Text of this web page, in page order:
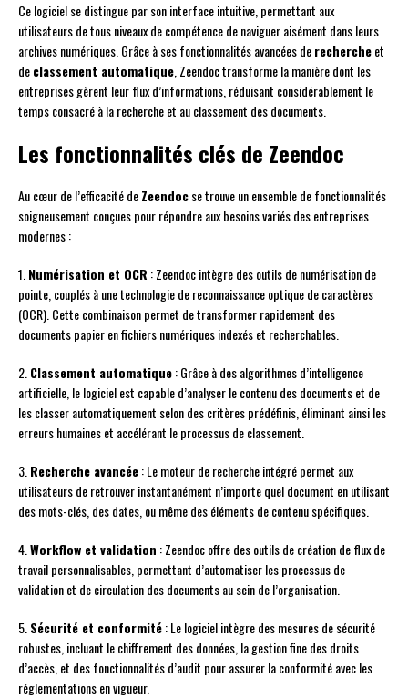
Ce logiciel se distingue par son interface intuitive, permettant aux
utilisateurs de tous niveaux de compétence de naviguer aisément dans leurs
archives numériques. Grâce à ses fonctionnalités avancées derechercheet
declassement automatique, Zeendoc transforme la manière dont les
entreprises gèrent leur flux d’informations, réduisant considérablement le
temps consacré à la recherche et au classement des documents.
Les fonctionnalités clés de Zeendoc
Au cœur de l’efficacité deZeendocse trouve un ensemble de fonctionnalités
soigneusement conçues pour répondre aux besoins variés des entreprises
modernes :
1.Numérisation et OCR : Zeendoc intègre des outils de numérisation de
pointe, couplés à une technologie de reconnaissance optique de caractères
(OCR). Cette combinaison permet de transformer rapidement des
documents papier en fichiers numériques indexés et recherchables.
2.Classement automatique: Grâce à des algorithmes d’intelligence
artificielle, le logiciel est capable d’analyser le contenu des documents et de
les classer automatiquement selon des critères prédéfinis, éliminant ainsi les
erreurs humaines et accélérant le processus de classement.
3.Recherche avancée: Le moteur de recherche intégré permet aux
utilisateurs de retrouver instantanément n’importe quel document en utilisant
des mots-clés, des dates, ou même des éléments de contenu spécifiques.
4.Workflow et validation : Zeendoc offre des outils de création de flux de
travail personnalisables, permettant d’automatiser les processus de
validation et de circulation des documents au sein de l’organisation.
5.Sécurité et conformité: Le logiciel intègre des mesures de sécurité
robustes, incluant le chiffrement des données, la gestion fine des droits
d’accès, et des fonctionnalités d’audit pour assurer la conformité avec les
réglementations en vigueur.